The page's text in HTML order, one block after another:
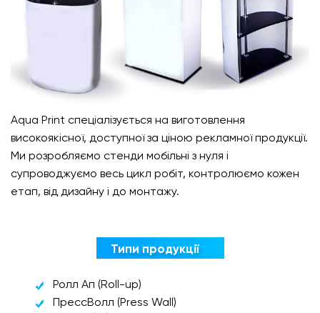
Aqua Print спеціалізується на виготовлення
високоякісної, доступної за ціною рекламної продукції.
Ми розробляємо стенди мобільні з нуля і
супроводжуємо весь цикл робіт, контролюємо кожен
етап, від дизайну і до монтажу.
Типи продукції
Ролл Ап (Roll-up)
ПрессВолл (Press Wall)